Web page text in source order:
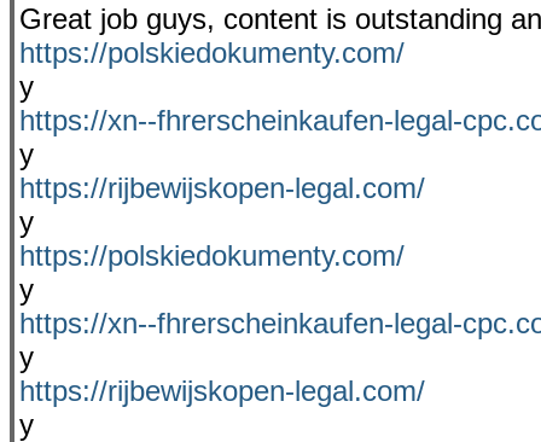
Great job guys, content is outstanding
https://polskiedokumenty.com/
y
https://xn--fhrerscheinkaufen-legal-
y
https://rijbewijskopen-legal.com/
y
https://polskiedokumenty.com/
y
https://xn--fhrerscheinkaufen-legal-
y
https://rijbewijskopen-legal.com/
y